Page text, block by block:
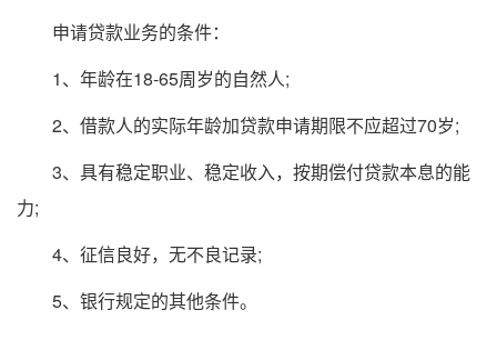
申请贷款业务的条件：
1、年龄在18-65周岁的自然人;
2、借款人的实际年龄加贷款申请期限不应超过70岁;
3、具有稳定职业、稳定收入，按期偿付贷款本息的能
力;
4、征信良好，无不良记录;
5、银行规定的其他条件。